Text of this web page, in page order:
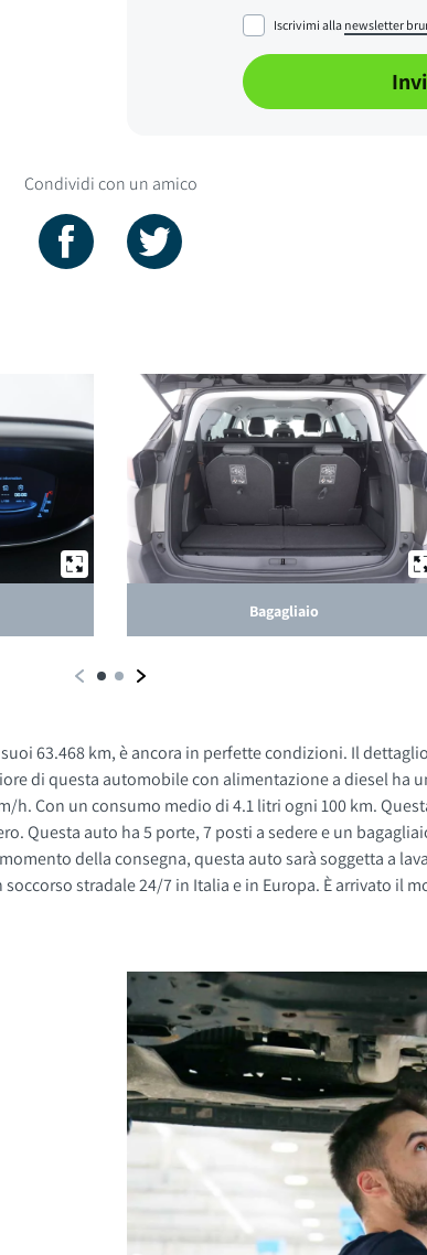
Iscrivimi alla newsletter
Condividi con un amico
Bagagliaio
63.468 km, è ancora in perfette condizioni. Il
Con un consumo medio di 4.1 litri ogni 100 km.
stradale 24/7 in Italia e in Europa. È arrivato il